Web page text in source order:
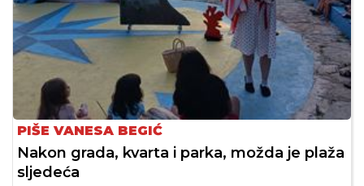
PIŠE VANESA BEGIĆ
Nakon grada, kvarta i parka, možda je plaža
sljedeća